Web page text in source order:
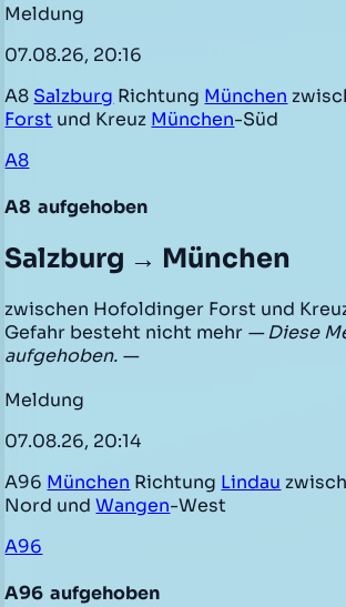
Meldung
07.08.26, 20:16
A8 Salzburg Richtung München
Forst und Kreuz München-Süd
A8
A8 aufgehoben
Salzburg → München
zwischen Hofoldinger Forst und
Gefahr besteht nicht mehr — Diese
aufgehoben. —
Meldung
07.08.26, 20:14
A96 München Richtung Lindau
Nord undWangen-West
A96
A96 aufgehoben